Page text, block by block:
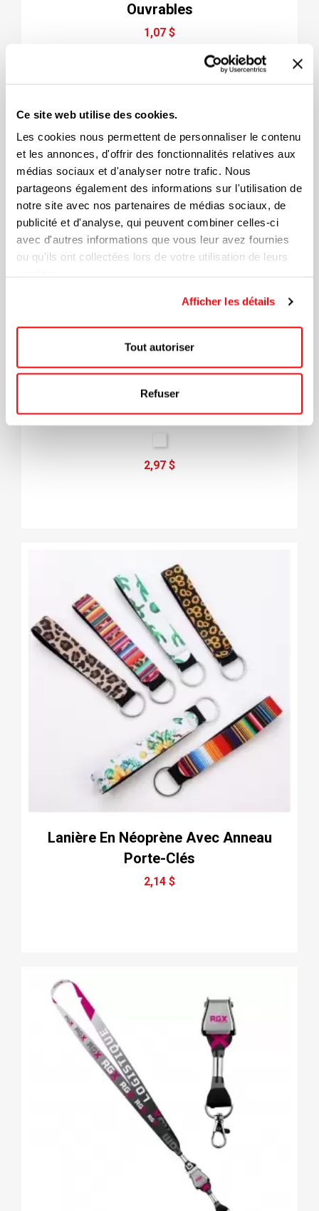
Ce site web utilise des cookies.
Les cookies nous permettent de personnaliser le contenu
et les annonces, d'offrir des fonctionnalités relatives aux
médias sociaux et d'analyser notre trafic. Nous
partageons également des informations sur l'utilisation de
notre site avec nos partenaires de médias sociaux, de
publicité et d'analyse, qui peuvent combiner celles-ci
avec d'autres informations que vous leur avez fournies
ou qu'ils ont collectées lors de votre utilisation de leurs
Afficher les détails
Tout autoriser
Refuser
Ouvrables
1,07 $
Lanières Avec Encre Réfléchissante
2,97 $
Lanière En Néoprène Avec Anneau
Porte-Clés
2,14 $